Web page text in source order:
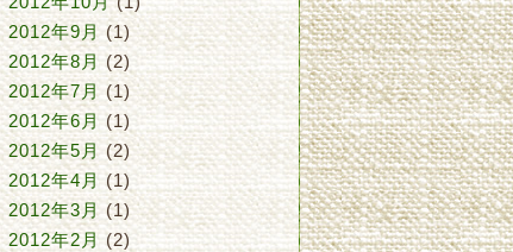
2012年9月 (1)
2012年8月 (2)
2012年7月 (1)
2012年6月 (1)
2012年5月 (2)
2012年4月 (1)
2012年3月 (1)
2012年2月 (2)